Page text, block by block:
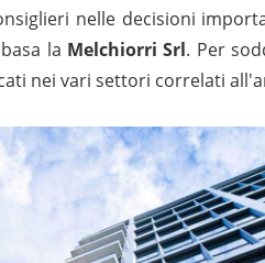
nelle decisioni
la Melchiorri Srl. Per
nei vari settori correlati